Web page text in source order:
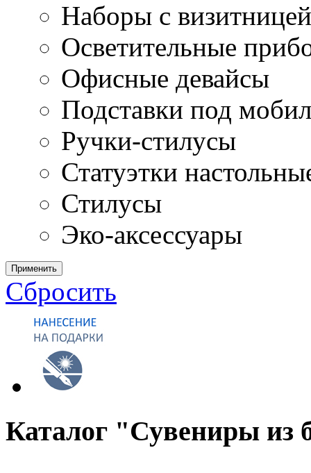
Наборы с визитницей
Осветительные
Офисные девайсы
Подставки под
Ручки-стилусы
Статуэтки
Стилусы
Эко-аксессуары
Применить
Сбросить
Каталог "Сувениры из